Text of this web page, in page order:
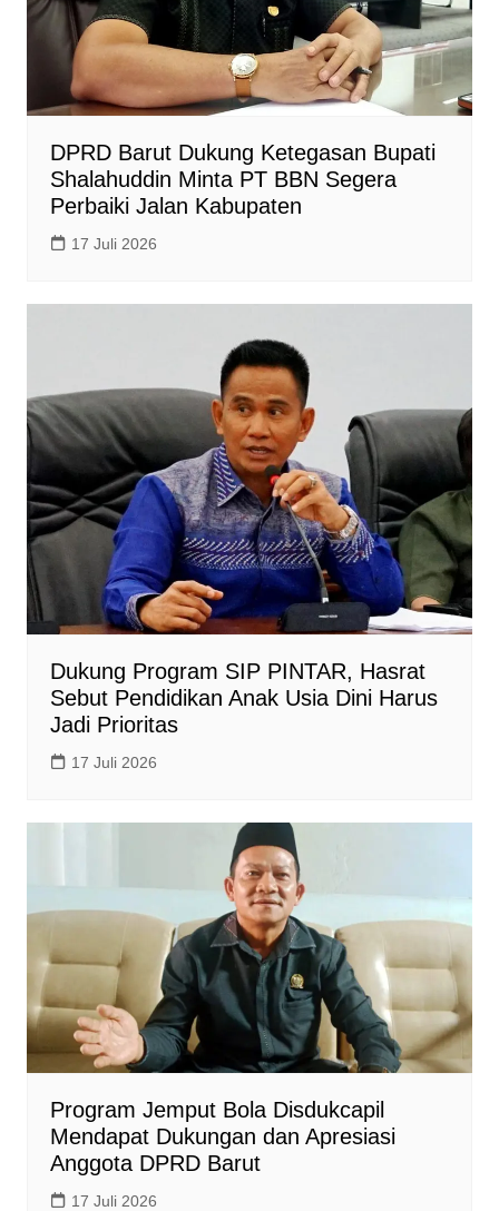
DPRD Barut Dukung Ketegasan Bupati
Shalahuddin Minta PT BBN Segera
Perbaiki Jalan Kabupaten
17 Juli 2026
Dukung Program SIP PINTAR, Hasrat
Sebut Pendidikan Anak Usia Dini Harus
Jadi Prioritas
17 Juli 2026
Program Jemput Bola Disdukcapil
Mendapat Dukungan dan Apresiasi
Anggota DPRD Barut
17 Juli 2026